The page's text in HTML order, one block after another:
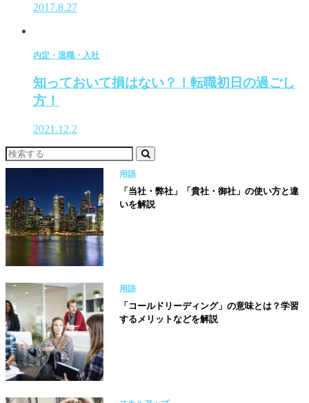
2017.8.27
内定・退職・入社
知っておいて損はない？！転職初日の過ごし
方！
2021.12.2
用語
「当社・弊社」「貴社・御社」の使い方と違
いを解説
用語
「コールドリーディング」の意味とは？学習
するメリットなどを解説